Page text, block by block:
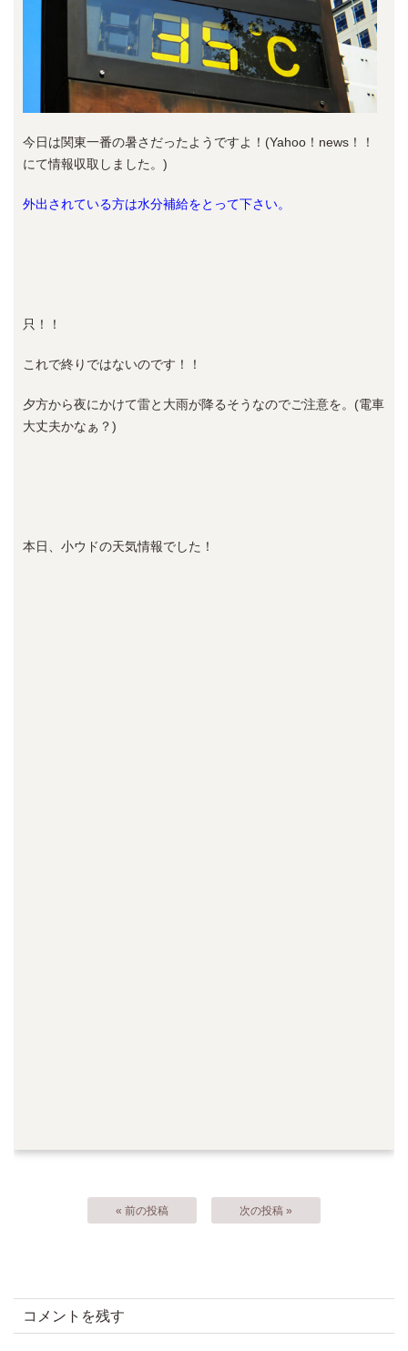
今日は関東一番の暑さだったようですよ！(Yahoo！news！！
にて情報収取しました。)
外出されている方は水分補給をとって下さい。
只！！
これで終りではないのです！！
夕方から夜にかけて雷と大雨が降るそうなのでご注意を。(電車
大丈夫かなぁ？)
本日、小ウドの天気情報でした！
« 前の投稿 次の投稿 »
コメントを残す